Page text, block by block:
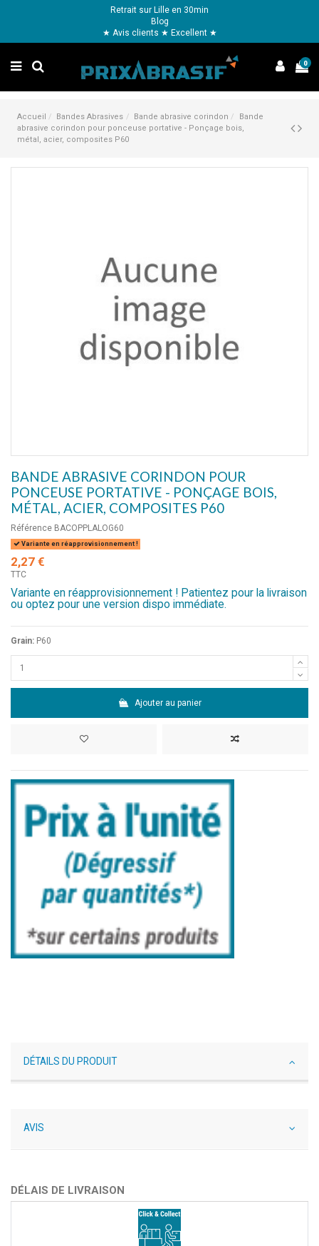
Retrait sur Lille en 30min
Blog
★ Avis clients ★ Excellent ★
0
Accueil Bandes Abrasives Bande abrasive corindon
Bande
abrasive corindon pour ponceuse portative - Ponçage bois,
métal, acier, composites P60
BANDE ABRASIVE CORINDON POUR
PONCEUSE PORTATIVE - PONÇAGE BOIS,
MÉTAL, ACIER, COMPOSITES P60
Référence BACOPPLALOG60
Variante en réapprovisionnement !
2,27 €
TTC
Variante en réapprovisionnement ! Patientez pour la livraison
ou optez pour une version dispo immédiate.
Grain: P60
Ajouter au panier
DÉTAILS DU PRODUIT
AVIS
DÉLAIS DE LIVRAISON